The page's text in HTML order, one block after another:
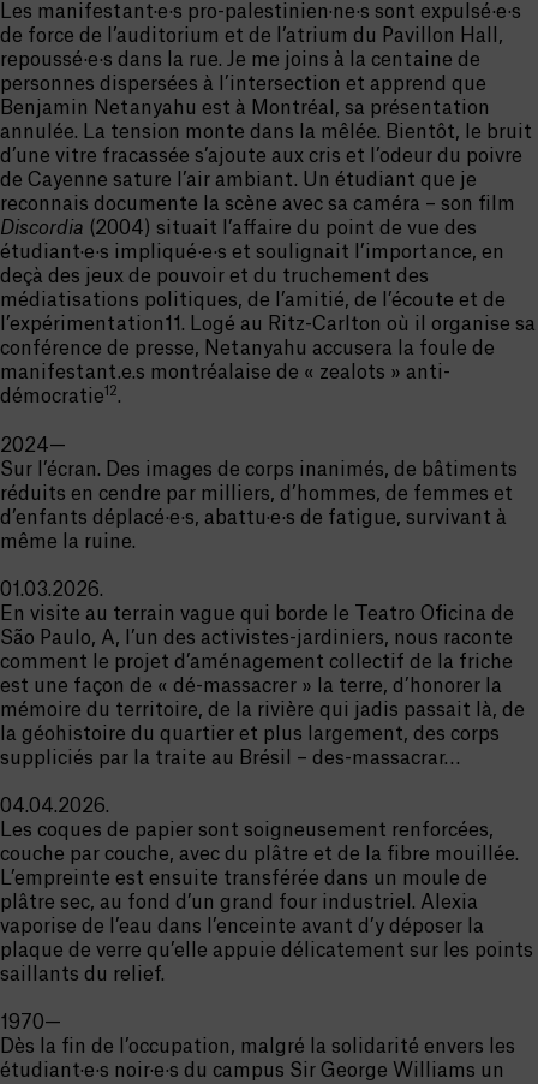
Les manifestant·e·s pro-palestinien·ne·s sont expulsé·e·s
de force de l’auditorium et de l’atrium du Pavillon Hall,
repoussé·e·s dans la rue. Je me joins à la centaine de
personnes dispersées à l’intersection et apprend que
Benjamin Netanyahu est à Montréal, sa présentation
annulée. La tension monte dans la mêlée. Bientôt, le bruit
d’une vitre fracassée s’ajoute aux cris et l’odeur du poivre
de Cayenne sature l’air ambiant. Un étudiant que je
reconnais documente la scène avec sa caméra – son film
Discordia (2004) situait l’affaire du point de vue des
étudiant·e·s impliqué·e·s et soulignait l’importance, en
deçà des jeux de pouvoir et du truchement des
médiatisations politiques, de l’amitié, de l’écoute et de
l’expérimentation11. Logé au Ritz-Carlton où il organise sa
conférence de presse, Netanyahu accusera la foule de
manifestant.e.s montréalaise de « zealots » anti-
démocratie12.
2024—
Sur l’écran. Des images de corps inanimés, de bâtiments
réduits en cendre par milliers, d’hommes, de femmes et
d’enfants déplacé·e·s, abattu·e·s de fatigue, survivant à
même la ruine.
01.03.2026.
En visite au terrain vague qui borde le Teatro Oficina de
São Paulo, A, l’un des activistes-jardiniers, nous raconte
comment le projet d’aménagement collectif de la friche
est une façon de « dé-massacrer » la terre, d’honorer la
mémoire du territoire, de la rivière qui jadis passait là, de
la géohistoire du quartier et plus largement, des corps
suppliciés par la traite au Brésil – des-massacrar…
04.04.2026.
Les coques de papier sont soigneusement renforcées,
couche par couche, avec du plâtre et de la fibre mouillée.
L’empreinte est ensuite transférée dans un moule de
plâtre sec, au fond d’un grand four industriel. Alexia
vaporise de l’eau dans l’enceinte avant d’y déposer la
plaque de verre qu’elle appuie délicatement sur les points
saillants du relief.
1970—
Dès la fin de l’occupation, malgré la solidarité envers les
étudiant·e·s noir·e·s du campus Sir George Williams un